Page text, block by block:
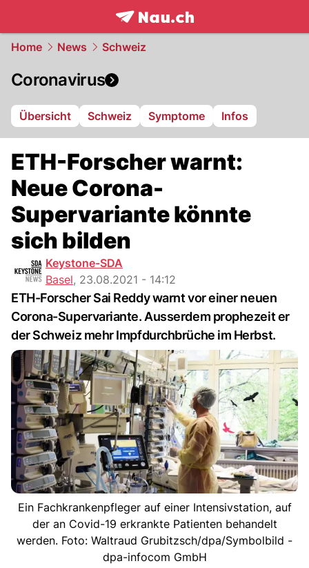
frontpage.NAU.ch
Home News Schweiz
Coronavirus
Übersicht Schweiz Symptome Infos
ETH-Forscher warnt:
Neue Corona-
Supervariante könnte
sich bilden
Keystone-SDA
Basel, 23.08.2021 - 14:12
ETH-Forscher Sai Reddy warnt vor einer neuen
Corona-Supervariante. Ausserdem prophezeit er
der Schweiz mehr Impfdurchbrüche im Herbst.
Ein Fachkrankenpfleger auf einer Intensivstation, auf
der an Covid-19 erkrankte Patienten behandelt
werden. Foto: Waltraud Grubitzsch/dpa/Symbolbild -
dpa-infocom GmbH